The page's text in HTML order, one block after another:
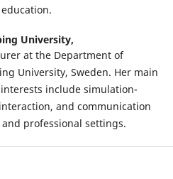
University,
at the Department of
University, Sweden. Her main
include simulation-
and communication
professional settings.